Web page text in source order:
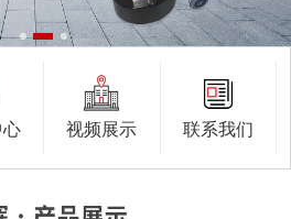
心 视频展示 联系我们